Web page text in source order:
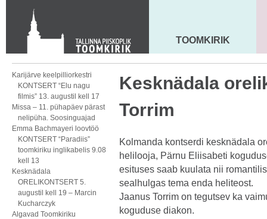
KONTAKT
Toom-Kooli 6, 10130 TALLINN
tallinna.toom@eelk.ee
MAARJA KIRIK
TOOMKIRIK
Karijärve keelpilliorkestri
KONTSERT “Elu nagu
filmis” 13. augustil kell 17
Missa – 11. pühapäev pärast
nelipüha. Soosinguajad
Emma Bachmayeri loovtöö
KONTSERT “Paradiis”
toomkiriku inglikabelis 9.08
kell 13
Kesknädala
ORELIKONTSERT 5.
augustil kell 19 – Marcin
Kucharczyk
Algavad Toomkiriku
Kesknädala
Torrim
Kolmanda kontserdi kesknädala
helilooja, Pärnu Eliisabeti
esituses saab kuulata nii
sealhulgas tema enda heliteost.
Jaanus Torrim on tegutsev ka
koguduse diakon.